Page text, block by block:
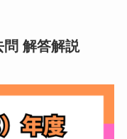
問 解答解説